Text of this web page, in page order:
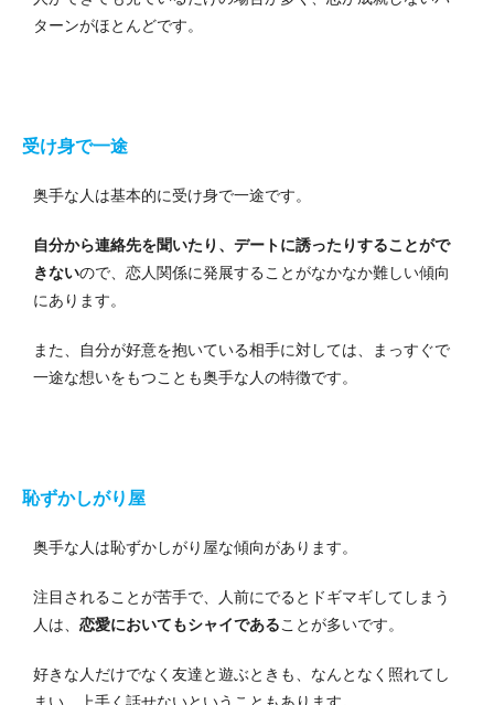
ターンがほとんどです。
受け身で一途
奥手な人は基本的に受け身で一途です。
自分から連絡先を聞いたり、デートに誘ったりすることがで
きないので、恋人関係に発展することがなかなか難しい傾向
にあります。
また、自分が好意を抱いている相手に対しては、まっすぐで
一途な想いをもつことも奥手な人の特徴です。
恥ずかしがり屋
奥手な人は恥ずかしがり屋な傾向があります。
注目されることが苦手で、人前にでるとドギマギしてしまう
人は、 恋愛においてもシャイであることが多いです。
好きな人だけでなく友達と遊ぶときも、なんとなく照れてし
まい、上手く話せないということもあります。